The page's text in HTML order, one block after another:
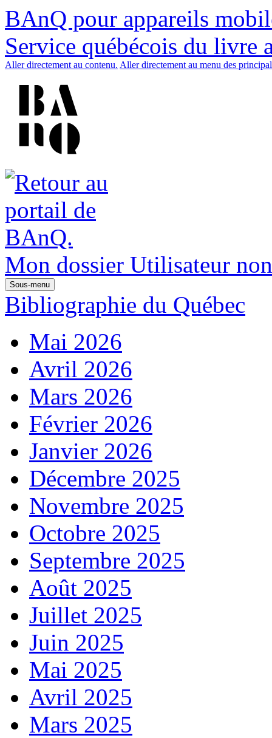
BAnQ pour appareils
Service québécois du livre
Aller directement au contenu. Aller directement au menu des
Mon dossier Utilisateur
Sous-menu
Bibliographie du Québec
Mai 2026
Avril 2026
Mars 2026
Février 2026
Janvier 2026
Décembre 2025
Novembre 2025
Octobre 2025
Septembre 2025
Août 2025
Juillet 2025
Juin 2025
Mai 2025
Avril 2025
Mars 2025